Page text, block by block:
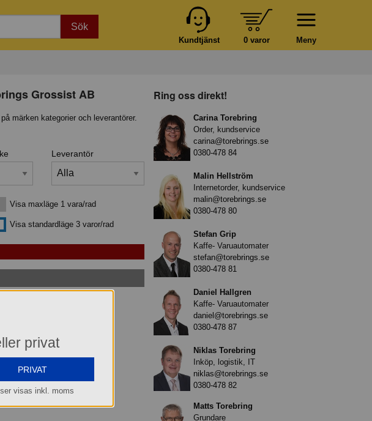
Sök
Meny
0 varor
Kundtjänst
Grossist AB
märken kategorier och leverantörer.
Leverantör
1 vara/rad
Visa maxläge 1 vara/rad
Visa standardläge 3 varor/rad
Ring oss direkt!
Carina Torebring
Order, kundservice
carina@torebrings.se
0380-478 84
Malin Hellström
Internetorder, kundservice
malin@torebrings.se
0380-478 80
Stefan Grip
Kaffe- Varuautomater
stefan@torebrings.se
0380-478 81
Daniel Hallgren
Kaffe- Varuautomater
daniel@torebrings.se
0380-478 87
Niklas Torebring
Inköp, logistik, IT
niklas@torebrings.se
0380-478 82
Matts Torebring
Grundare
privat
PRIVAT
visas inkl. moms